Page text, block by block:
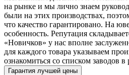
на рынке и мы лично знаем
были на этих производствах,
что качество гарантировано. На
особенность. Репутация
«Новичков» у нас вполне
для каждого товара указываем
ознакомиться со списком заводов в
Гарантия лучшей цены